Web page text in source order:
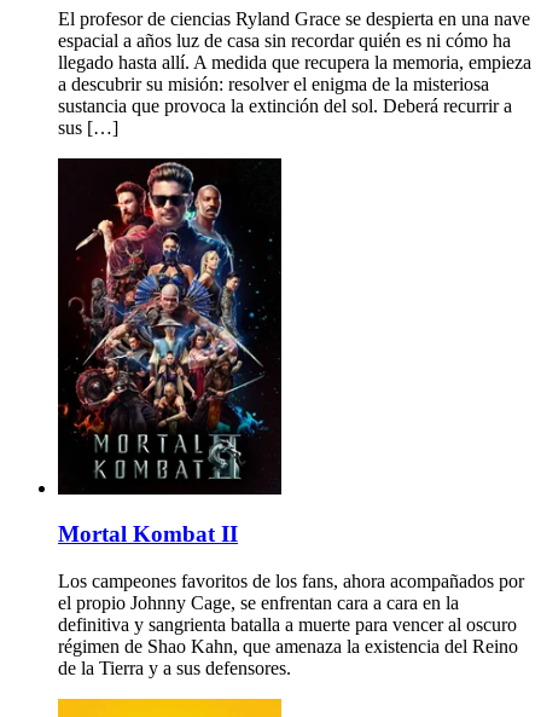
El profesor de ciencias Ryland Grace se despierta en una nave
espacial a años luz de casa sin recordar quién es ni cómo ha
llegado hasta allí. A medida que recupera la memoria, empieza
a descubrir su misión: resolver el enigma de la misteriosa
sustancia que provoca la extinción del sol. Deberá recurrir a
sus […]
Mortal Kombat II
Los campeones favoritos de los fans, ahora acompañados por
el propio Johnny Cage, se enfrentan cara a cara en la
definitiva y sangrienta batalla a muerte para vencer al oscuro
régimen de Shao Kahn, que amenaza la existencia del Reino
de la Tierra y a sus defensores.